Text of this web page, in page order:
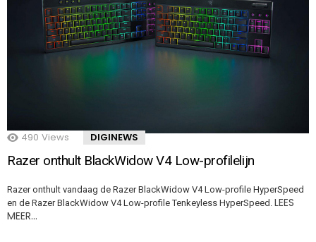
490 Views DIGINEWS
Razer onthult BlackWidow V4 Low-profilelijn
Razer onthult vandaag de Razer BlackWidow V4 Low-profile HyperSpeed
en de Razer BlackWidow V4 Low-profile Tenkeyless HyperSpeed. LEES
MEER…